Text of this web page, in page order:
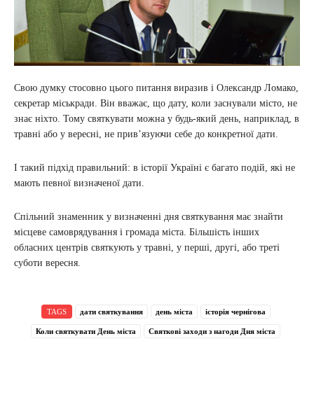
Свою думку стосовно цього питання виразив і Олександр Ломако,
секретар міськради. Він вважає, що дату, коли заснували місто, не
знає ніхто. Тому святкувати можна у будь-який день, наприклад, в
травні або у вересні, не прив’язуючи себе до конкретної дати.
І такий підхід правильний: в історії Україні є багато подій, які не
мають певної визначеної дати.
Спільний знаменник у визначенні дня святкування має знайти
місцеве самоврядування і громада міста. Більшість інших
обласних центрів святкують у травні, у перші, другі, або треті
суботи вересня.
TAGS дати святкування день міста історія чернігова
Коли святкувати День міста Святкові заходи з нагоди Дня міста